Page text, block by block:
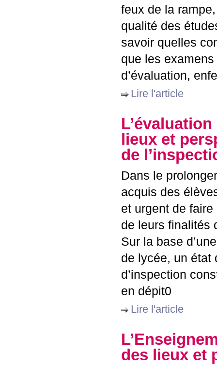
feux de la
qualité des
savoir quelles
que les
d’évaluation,
Lire l'article
lieux et
de
Dans le
acquis des
et urgent de
de leurs finalités
Sur la base
de lycée, un état
d’inspection
en dépit0
Lire l'article
des lieux et